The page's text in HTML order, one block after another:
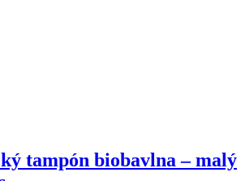
tampón biobavlna – malý